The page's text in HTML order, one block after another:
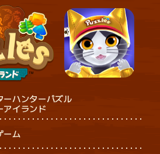
ーハンターパズル
アイランド
ーム